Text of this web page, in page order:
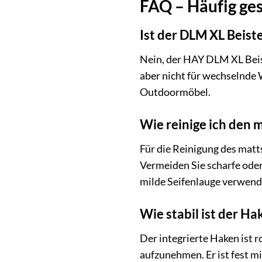
FAQ – Häufig
Ist der DLM XL
Nein, der HAY DLM XL
aber nicht für wechselnde
Outdoormöbel.
Wie reinige ich den
Für die Reinigung des
Vermeiden Sie scharfe
milde Seifenlauge
Wie stabil ist der
Der integrierte Haken ist
aufzunehmen. Er ist fest